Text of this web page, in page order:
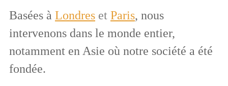
Basées à Londres et Paris, nous
intervenons dans le monde entier,
notamment en Asie où notre société a été
fondée.